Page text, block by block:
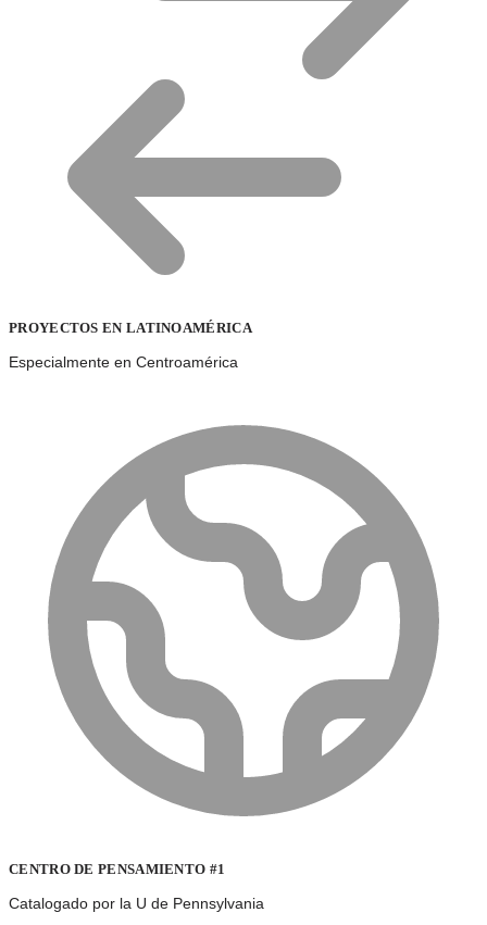
PROYECTOS EN LATINOAMÉRICA
Especialmente en Centroamérica
CENTRO DE PENSAMIENTO #1
Catalogado por la U de Pennsylvania